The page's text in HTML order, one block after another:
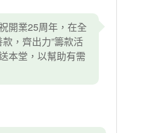
開業25周年，在全
，齊出力”籌款活
本堂，以幫助有需